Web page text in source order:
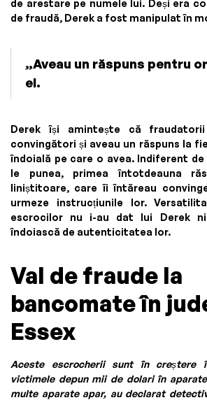
de arestare pe numele lui. Deși era
de fraudă, Derek a fost manipulat în
„Aveau un răspuns pentru
el.
Derek își amintește că
convingători și aveau un răspuns la
îndoială pe care o avea. Indiferent
le punea, primea întotdeauna
liniștitoare, care îi întăreau
urmeze instrucțiunile lor.
escrocilor nu i-au dat lui Derek
îndoiască de autenticitatea lor.
Val de fraude la
bancomate în
Essex
Aceste escrocherii sunt în creștere
victimele depun mii de dolari în
multe aparate apar, au declarat